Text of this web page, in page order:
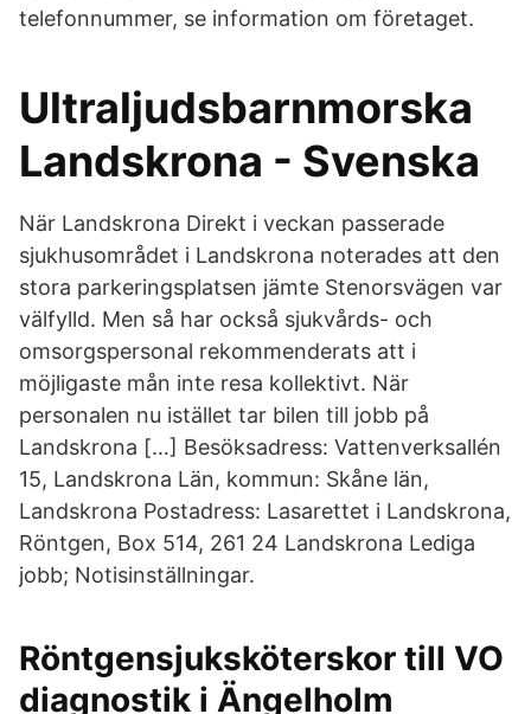
telefonnummer, se information om företaget.
Ultraljudsbarnmorska
Landskrona - Svenska
När Landskrona Direkt i veckan passerade
sjukhusområdet i Landskrona noterades att den
stora parkeringsplatsen jämte Stenorsvägen var
välfylld. Men så har också sjukvårds- och
omsorgspersonal rekommenderats att i
möjligaste mån inte resa kollektivt. När
personalen nu istället tar bilen till jobb på
Landskrona […] Besöksadress: Vattenverksallén
15, Landskrona Län, kommun: Skåne län,
Landskrona Postadress: Lasarettet i Landskrona,
Röntgen, Box 514, 261 24 Landskrona Lediga
jobb; Notisinställningar.
Röntgensjuksköterskor till VO
diagnostik i Ängelholm